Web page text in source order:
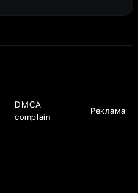
DMCA
complain
Реклама